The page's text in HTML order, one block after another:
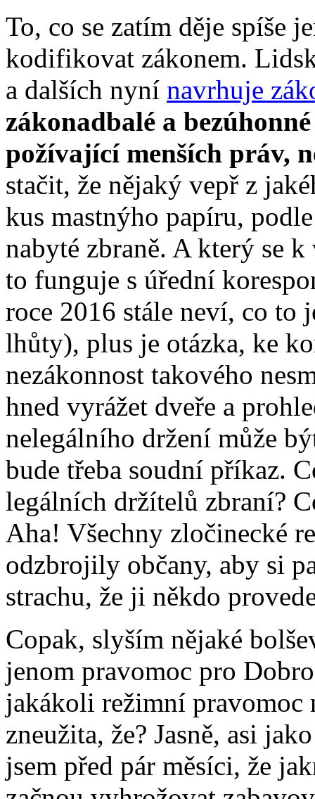
To, co se zatím děje spíše
kodifikovat zákonem.
a dalších nyní navrhuje
zákonadbalé a
požívající menších práv,
stačit, že nějaký vepř z
kus mastnýho papíru,
nabyté zbraně. A který se
to funguje s úřední
roce 2016 stále neví, co to
lhůty), plus je otázka, ke
nezákonnost takového
hned vyrážet dveře a
nelegálního držení může
bude třeba soudní příkaz.
legálních držítelů zbraní?
Aha! Všechny zločinecké
odzbrojily občany, aby si
strachu, že ji někdo
Copak, slyším nějaké
jenom pravomoc pro
jakákoli režimní
zneužita, že? Jasně, asi
jsem před pár měsíci, že